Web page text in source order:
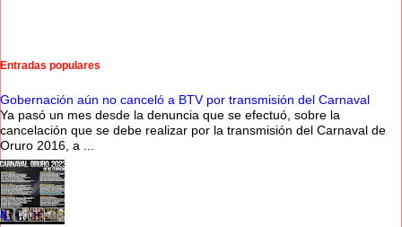
Entradas populares
Gobernación aún no canceló a BTV por transmisión del Carnaval
Ya pasó un mes desde la denuncia que se efectuó, sobre la
cancelación que se debe realizar por la transmisión del Carnaval de
Oruro 2016, a ...